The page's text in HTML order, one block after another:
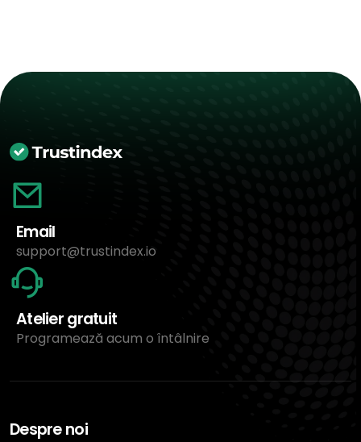
Email
support@trustindex.io
Atelier gratuit
Programează acum o întâlnire
Despre noi